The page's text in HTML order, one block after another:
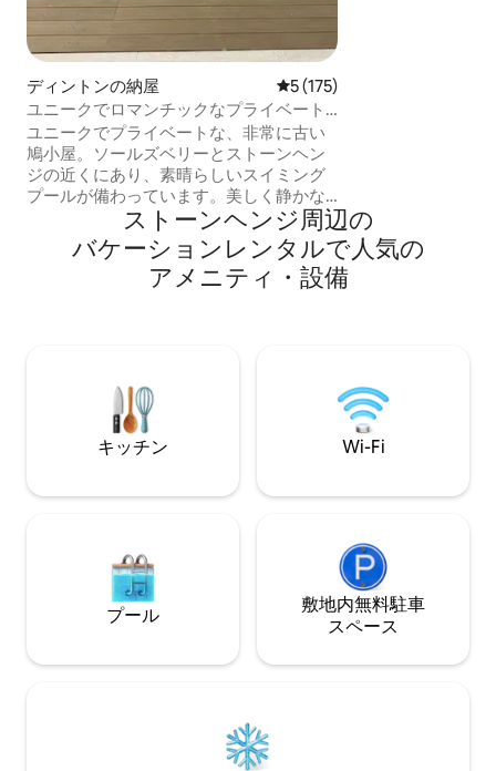
ディントンの納屋 レビュー175件、5つ星中5つ
5 (175)
ユニークでロマンチックなプライベート
なラグジュアリーな田舎の隠れ家
ユニークでプライベートな、非常に古い
鳩小屋。ソールズベリーとストーンヘン
ジの近くにあり、素晴らしいスイミング
プールが備わっています。美しく静かな
田舎に位置し、ドアを出ると素晴らしい
散歩が楽しめます。美しく装飾され、設
備がとてもよく整っており、ロマンチッ
クで広々としています。厚い石造りの壁
ァ、サウンドシステム、50インチテレ
ビ、設備の整ったキッチン、ダイニング
エリア、シャワールームがあります。
ストーンヘンジ⁠周⁠辺⁠の
バ⁠ケ⁠ー⁠シ⁠ョ⁠ン⁠レ⁠ン⁠タ⁠ル⁠で人⁠気⁠の
ア⁠メ⁠ニ⁠テ⁠ィ⁠・⁠設⁠備
キッチン Wi-Fi
プール
敷地内無料駐⁠車
ス⁠ペ⁠ー⁠ス